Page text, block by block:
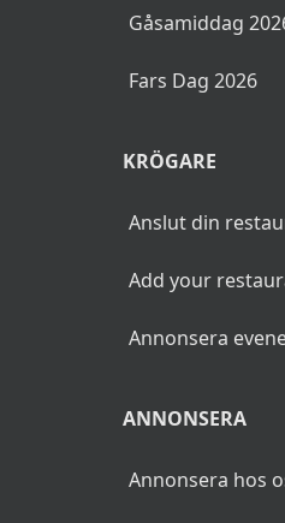
Gåsamiddag
Fars Dag 2026
KRÖGARE
Anslut din
Add your
Annonsera
ANNONSERA
Annonsera hos